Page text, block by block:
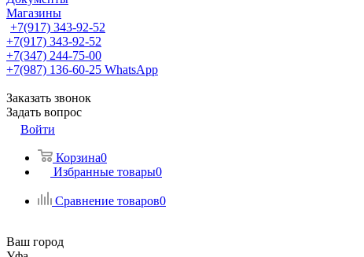
Магазины
+7(917) 343-92-52
+7(917) 343-92-52
+7(347) 244-75-00
+7(987) 136-60-25 WhatsApp
Заказать звонок
Задать вопрос
Войти
Корзина0
Избранные товары0
Сравнение товаров0
Ваш город